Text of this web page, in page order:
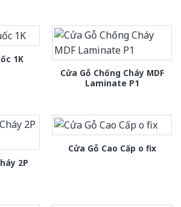
1K
Cửa Gỗ Chống Cháy MDF
Laminate P1
2P
Cửa Gỗ Cao Cấp o fix